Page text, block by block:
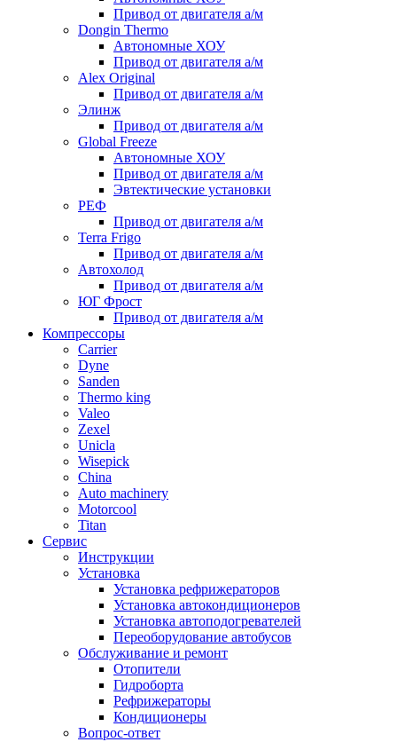
Привод от двигателя а/м
Dongin Thermo
Автономные ХОУ
Привод от двигателя а/м
Alex Original
Привод от двигателя а/м
Элинж
Привод от двигателя а/м
Global Freeze
Автономные ХОУ
Привод от двигателя а/м
Эвтектические установки
РЕФ
Привод от двигателя а/м
Terra Frigo
Привод от двигателя а/м
Автохолод
Привод от двигателя а/м
ЮГ Фрост
Привод от двигателя а/м
Компрессоры
Carrier
Dyne
Sanden
Thermo king
Valeo
Zexel
Unicla
Wisepick
China
Auto machinery
Motorcool
Titan
Сервис
Инструкции
Установка
Установка рефрижераторов
Установка автокондиционеров
Установка автоподогревателей
Переоборудование автобусов
Обслуживание и ремонт
Отопители
Гидроборта
Рефрижераторы
Кондиционеры
Вопрос-ответ